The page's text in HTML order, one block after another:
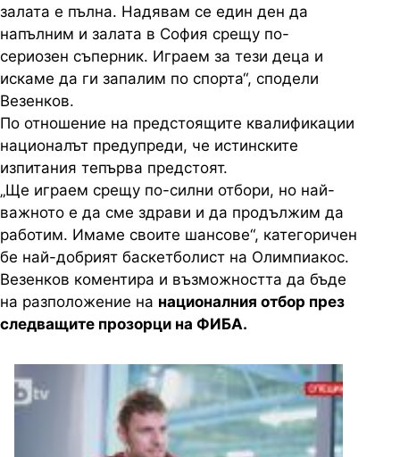
залата е пълна. Надявам се един ден да
напълним и залата в София срещу по-
сериозен съперник. Играем за тези деца и
искаме да ги запалим по спорта“, сподели
Везенков.
По отношение на предстоящите квалификации
националът предупреди, че истинските
изпитания тепърва предстоят.
„Ще играем срещу по-силни отбори, но най-
важното е да сме здрави и да продължим да
работим. Имаме своите шансове“, категоричен
бе най-добрият баскетболист на Олимпиакос.
Везенков коментира и възможността да бъде
на разположение на националния отбор през
следващите прозорци на ФИБА.